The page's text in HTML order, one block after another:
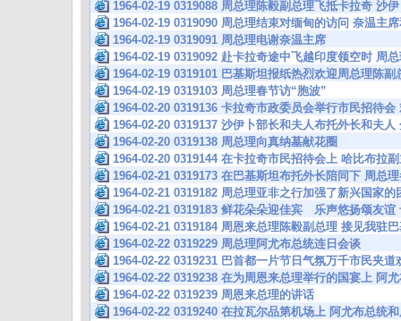
1964-02-19 0319088 周总理陈毅副总理飞抵卡拉奇 沙
1964-02-19 0319090 周总理结束对缅甸的访问 奈温主
1964-02-19 0319091 周总理电谢奈温主席
1964-02-19 0319092 赴卡拉奇途中飞越印度领空时 周
1964-02-19 0319101 巴基斯坦报纸热烈欢迎周总理陈
1964-02-19 0319103 周总理春节访“胞波”
1964-02-20 0319136 卡拉奇市政委员会举行市民招待
1964-02-20 0319137 沙伊卜部长和夫人布托外长和夫
1964-02-20 0319138 周总理向真纳墓献花圈
1964-02-20 0319144 在卡拉奇市民招待会上 哈比布拉
1964-02-21 0319173 在巴基斯坦布托外长陪同下 周总
1964-02-21 0319182 周总理亚非之行加强了新兴国家
1964-02-21 0319183 鲜花朵朵迎佳宾 乐声悠扬颂友谊
1964-02-21 0319184 周恩来总理陈毅副总理 接见我驻
1964-02-22 0319229 周总理阿尤布总统连日会谈
1964-02-22 0319231 巴首都一片节日气氛万千市民夹
1964-02-22 0319238 在为周恩来总理举行的国宴上 阿
1964-02-22 0319239 周恩来总理的讲话
1964-02-22 0319240 在拉瓦尔品第机场上 阿尤布总统